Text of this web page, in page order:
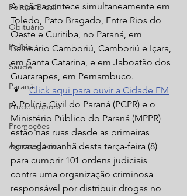
Política Brasil
Obituário
Polícia
Saúde
Paraná
Prudentópolis
Promoções
Agronegócio
A ação acontece simultaneamente em
Toledo, Pato Bragado, Entre Rios do
Oeste e Curitiba, no Paraná, em
Balneário Camboriú, Camboriú e Içara,
em Santa Catarina, e em Jaboatão dos
Guararapes, em Pernambuco.
Click aqui para ouvir a Cidade FM
A Polícia Civil do Paraná (PCPR) e o
Ministério Público do Paraná (MPPR)
estão nas ruas desde as primeiras
horas da manhã desta terça-feira (8)
para cumprir 101 ordens judiciais
contra uma organização criminosa
responsável por distribuir drogas no